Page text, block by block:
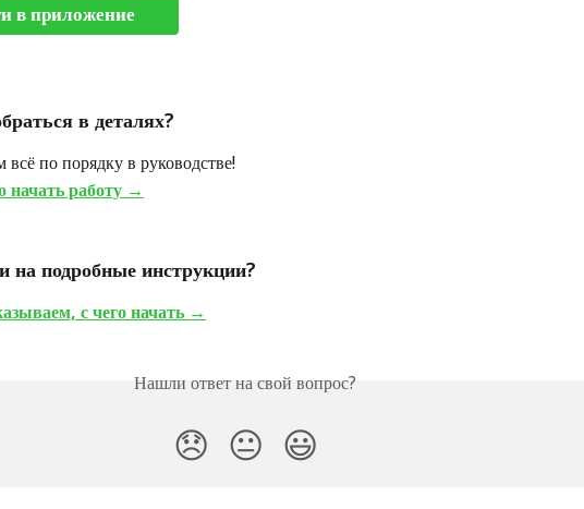
в приложение
в деталях?
по порядку в руководстве!
начать работу →
на подробные инструкции?
с чего начать →
Нашли ответ на свой вопрос?
😞 😐 😃